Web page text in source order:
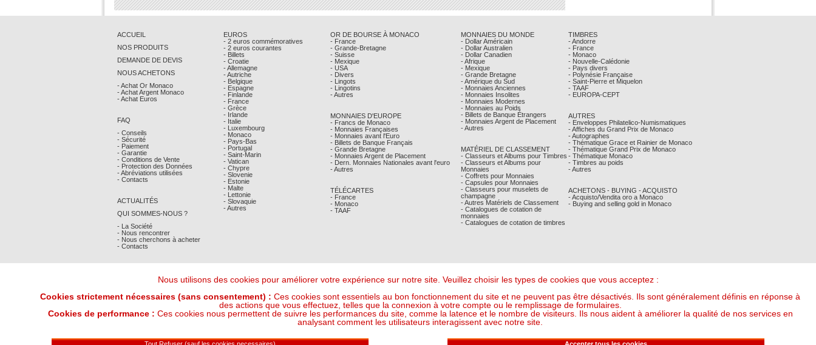
ACCUEIL
NOS PRODUITS
DEMANDE DE DEVIS
NOUS ACHETONS
- Achat Or Monaco
- Achat Argent Monaco
- Achat Euros
FAQ
- Conseils
- Sécurité
- Paiement
- Garantie
- Conditions de Vente
- Protection des Données
- Abréviations utilisées
- Contacts
ACTUALITÉS
QUI SOMMES-NOUS ?
- La Société
- Nous rencontrer
- Nous cherchons à acheter
- Contacts
EUROS
- 2 euros commémoratives
- 2 euros courantes
- Billets
- Croatie
- Allemagne
- Autriche
- Belgique
- Espagne
- Finlande
- France
- Grèce
- Irlande
- Italie
- Luxembourg
- Monaco
- Pays-Bas
- Portugal
- Saint-Marin
- Vatican
- Chypre
- Slovenie
- Estonie
- Malte
- Lettonie
- Slovaquie
- Autres
OR DE BOURSE À MONACO
- France
- Grande-Bretagne
- Suisse
- Mexique
- USA
- Divers
- Lingots
- Lingotins
- Autres
MONNAIES D'EUROPE
- Francs de Monaco
- Monnaies Françaises
- Monnaies avant l'Euro
- Billets de Banque Français
- Grande Bretagne
- Monnaies Argent de Placement
- Dern. Monnaies Nationales avant l'euro
- Autres
TÉLÉCARTES
- France
- Monaco
- TAAF
MONNAIES DU MONDE
- Dollar Américain
- Dollar Australien
- Dollar Canadien
- Afrique
- Mexique
- Grande Bretagne
- Amérique du Sud
- Monnaies Anciennes
- Monnaies Insolites
- Monnaies Modernes
- Monnaies au Poids
- Billets de Banque Étrangers
- Monnaies Argent de Placement
- Autres
MATÉRIEL DE CLASSEMENT
- Classeurs et Albums pour Timbres
- Classeurs et Albums pour
Monnaies
- Coffrets pour Monnaies
- Capsules pour Monnaies
- Classeurs pour muselets de
champagne
- Autres Matériels de Classement
- Catalogues de cotation de
monnaies
- Catalogues de cotation de timbres
TIMBRES
- Andorre
- France
- Monaco
- Nouvelle-Calédonie
- Pays divers
- Polynésie Française
- Saint-Pierre et Miquelon
- TAAF
- EUROPA-CEPT
AUTRES
- Enveloppes Philatelico-Numismatiques
- Affiches du Grand Prix de Monaco
- Autographes
- Thématique Grace et Rainier de Monaco
- Thématique Grand Prix de Monaco
- Thématique Monaco
- Timbres au poids
- Autres
ACHETONS - BUYING - ACQUISTO
- Acquisto/Vendita oro a Monaco
- Buying and selling gold in Monaco
Mentions Légales- © Comptoir Philatelique et Numismatique de Monaco 2026
Nous utilisons des cookies pour améliorer votre expérience sur notre site. Veuillez choisir les types de cookies que vous acceptez :
Cookies strictement nécessaires (sans consentement) : Ces cookies sont essentiels au bon fonctionnement du site et ne peuvent pas être désactivés. Ils sont généralement définis en réponse à
des actions que vous effectuez, telles que la connexion à votre compte ou le remplissage de formulaires.
Cookies de performance : Ces cookies nous permettent de suivre les performances du site, comme la latence et le nombre de visiteurs. Ils nous aident à améliorer la qualité de nos services en
analysant comment les utilisateurs interagissent avec notre site.